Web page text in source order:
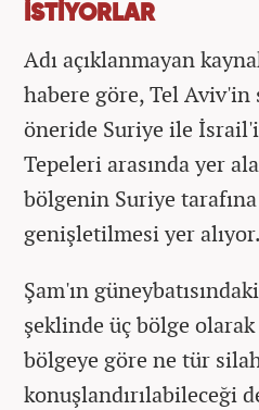
İSTİYORLAR
Adı açıklanmayan
habere göre, Tel
öneride Suriye ile
Tepeleri arasında yer
bölgenin Suriye
genişletilmesi yer alıyor.
Şam'ın
şeklinde üç bölge olarak
bölgeye göre ne tür
konuşlandırılabileceği